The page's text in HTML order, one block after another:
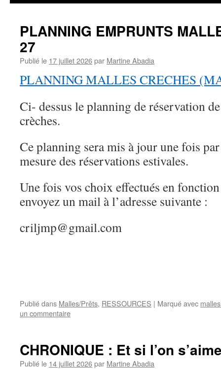
PLANNING EMPRUNTS
27
Publié le 17 juillet 2026par Martine Abadia
PLANNING MALLES CRECHES
Ci- dessus le planning de réservation
crèches.
Ce planning sera mis à jour une fois
mesure des réservations estivales.
Une fois vos choix effectués en
envoyez un mail à l’adresse suivante :
criljmp@gmail.com
Publié dans Malles/Prêts, RESSOURCES | Marqué avec
un commentaire
CHRONIQUE : Et si l’on
Publié le 14 juillet 2026par Martine Abadia